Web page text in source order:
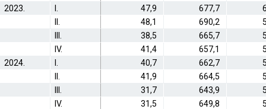
2023.
47,9 677,7
48,1 690,2
38,5 665,7
IV.
41,4 657,1
2024.
40,7 662,7
41,9 664,5
31,7 643,9
IV.
31,5 649,8